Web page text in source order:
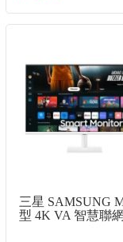
三星 SAMSUNG
型 4K VA 智慧聯